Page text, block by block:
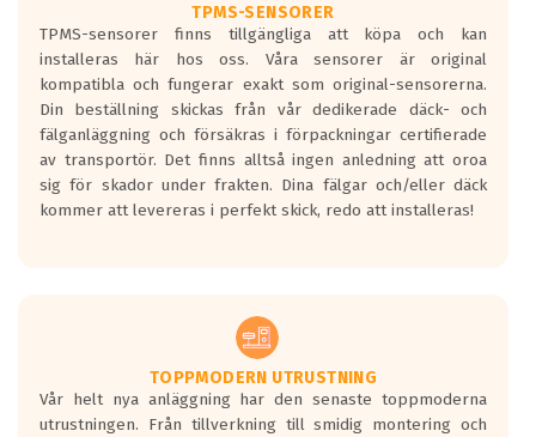
TPMS-SENSORER
TPMS-sensorer finns tillgängliga att köpa och kan
installeras här hos oss. Våra sensorer är original
kompatibla och fungerar exakt som original-sensorerna.
Din beställning skickas från vår dedikerade däck- och
fälganläggning och försäkras i förpackningar certifierade
av transportör. Det finns alltså ingen anledning att oroa
sig för skador under frakten. Dina fälgar och/eller däck
kommer att levereras i perfekt skick, redo att installeras!
TOPPMODERN UTRUSTNING
Vår helt nya anläggning har den senaste toppmoderna
utrustningen. Från tillverkning till smidig montering och